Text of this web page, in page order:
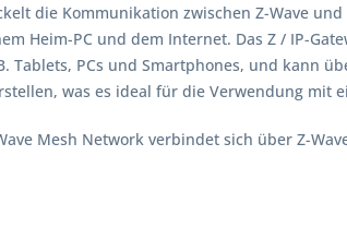
die Kommunikation zwischen Z-Wave
Heim-PC und dem Internet. Das Z / IP-
Tablets, PCs und Smartphones, und kann
was es ideal für die Verwendung mit
Mesh Network verbindet sich über Z-